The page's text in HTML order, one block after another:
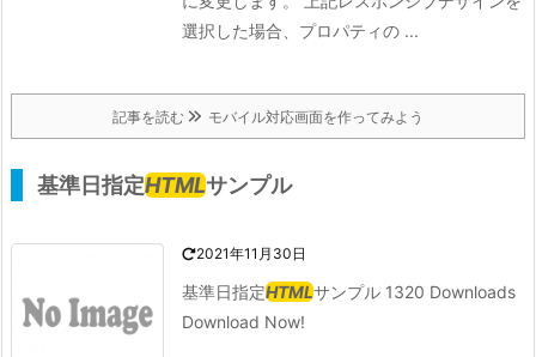
選択した場合、プロパティの ...
記事を読む モバイル対応画面を作ってみよう
基準日指定HTMLサンプル
2021年11月30日
基準日指定HTMLサンプル 1320 Downloads
Download Now!